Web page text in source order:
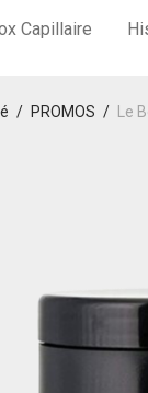
Capillaire
/ PROMOS / Le